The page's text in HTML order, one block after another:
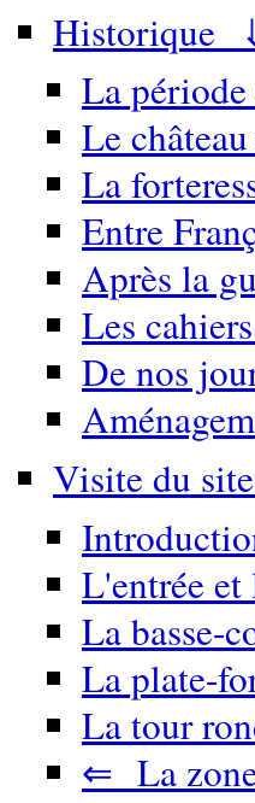
Historique
La
Le
La
Entre
Après la
Les
De nos
Visite du
L'entrée et
La basse-
La plate-
La tour
⇐ La